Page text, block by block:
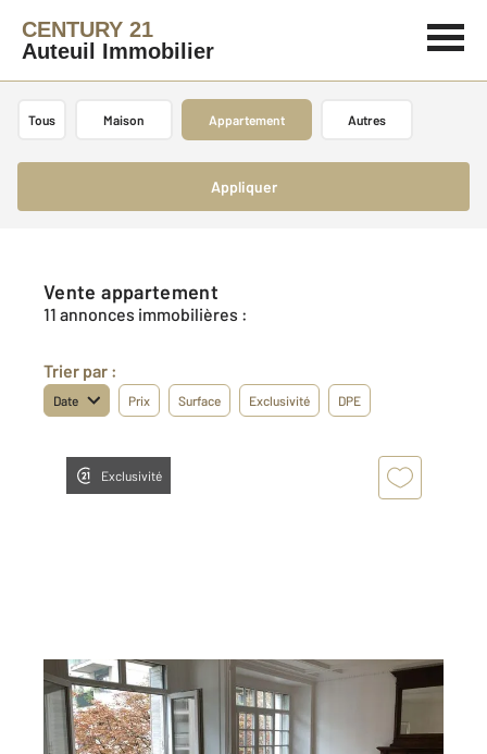
CENTURY 21
Auteuil Immobilier
Tous Maison Appartement Autres
Appliquer
Vente appartement
11 annonces immobilières :
Trier par :
Date Prix Surface Exclusivité DPE
Exclusivité
PARIS 75016
59,62 m2, 3 pièces
Ref : 5832